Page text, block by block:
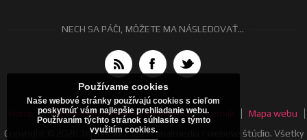
NECH SA PÁČI, MÔŽETE MA NÁSLEDOVAŤ...
Všeobecné obchodné podmienky Cenník
Mapa webu
Copyright © 2026 Tomáš Jurčaga | canalmedia | webové štúdio. Všetky
Používame cookies
Naše webové stránky používajú cookies s cieľom
poskytnúť vám najlepšie prehliadanie webu.
Používaním týchto stránok súhlasíte s týmto
využitím cookies.